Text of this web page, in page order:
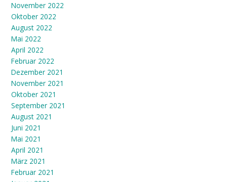
November 2022
Oktober 2022
August 2022
Mai 2022
April 2022
Februar 2022
Dezember 2021
November 2021
Oktober 2021
September 2021
August 2021
Juni 2021
Mai 2021
April 2021
März 2021
Februar 2021